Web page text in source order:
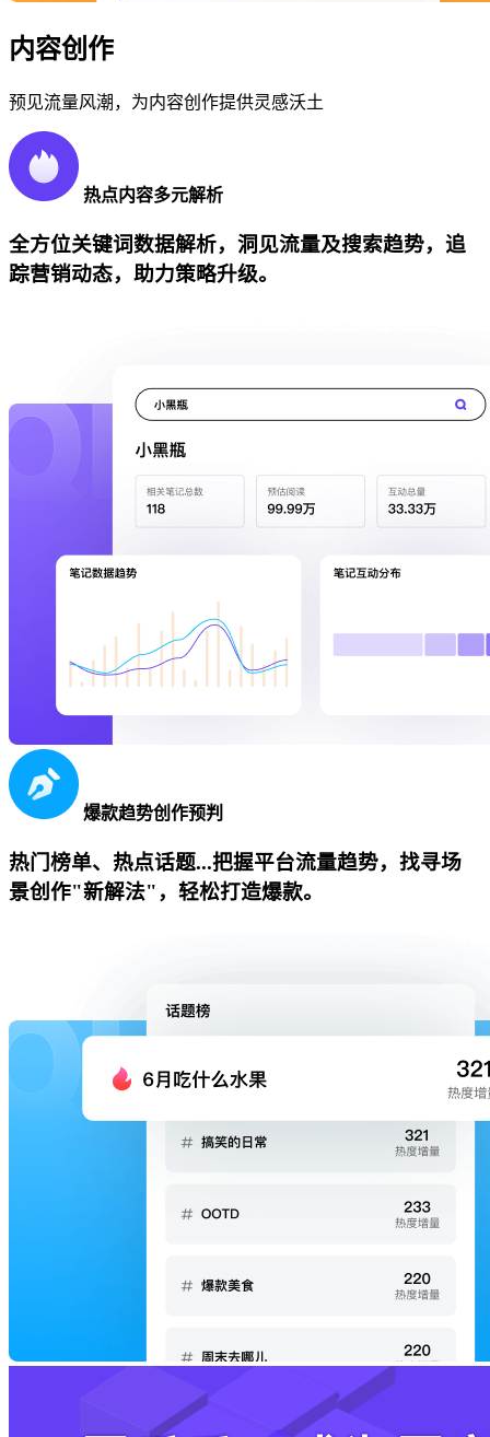
内容创作
预见流量风潮，为内容创作提供灵感沃土
热点内容多元解析
全方位关键词数据解析，洞见流量及搜索趋势，追
踪营销动态，助力策略升级。
爆款趋势创作预判
热门榜单、热点话题...把握平台流量趋势，找寻场
景创作"新解法"，轻松打造爆款。